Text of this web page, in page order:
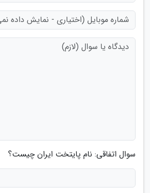
سوال اتفاقی: نام پایتخت ایران چیست؟